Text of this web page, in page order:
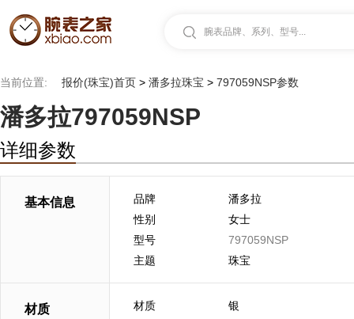
腕表品牌、系列、型号...
当前位置: 报价(珠宝)首页 > 潘多拉珠宝 > 797059NSP参数
潘多拉797059NSP
详细参数
基本信息 品牌
潘多拉
性别
女士
型号
797059NSP
主题
珠宝
材质 材质
银